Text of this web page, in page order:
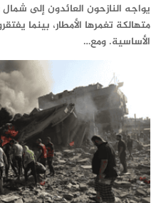
يواجه النازحون العائدون إلى
متهالكة تغمرها الأمطار، بينما
الأساسية. ومع…